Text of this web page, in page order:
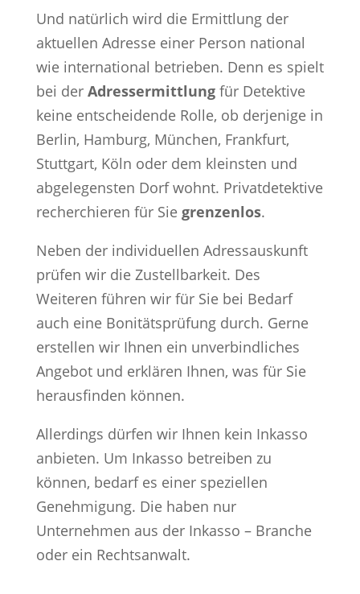
Und natürlich wird die Ermittlung der
aktuellen Adresse einer Person national
wie international betrieben. Denn es spielt
bei der Adressermittlungfür Detektive
keine entscheidende Rolle, ob derjenige in
Berlin, Hamburg, München, Frankfurt,
Stuttgart, Köln oder dem kleinsten und
abgelegensten Dorf wohnt. Privatdetektive
recherchieren für Sie grenzenlos.
Neben der individuellen Adressauskunft
prüfen wir die Zustellbarkeit. Des
Weiteren führen wir für Sie bei Bedarf
auch eine Bonitätsprüfung durch. Gerne
erstellen wir Ihnen ein unverbindliches
Angebot und erklären Ihnen, was für Sie
herausfinden können.
Allerdings dürfen wir Ihnen kein Inkasso
anbieten. Um Inkasso betreiben zu
können, bedarf es einer speziellen
Genehmigung. Die haben nur
Unternehmen aus der Inkasso – Branche
oder ein Rechtsanwalt.